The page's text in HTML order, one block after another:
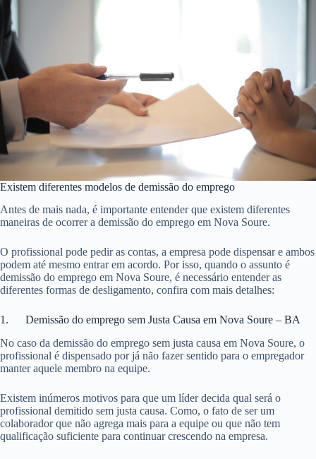
Existem diferentes modelos de demissão do emprego
Antes de mais nada, é importante entender que existem diferentes
maneiras de ocorrer a demissão do emprego em Nova Soure.
O profissional pode pedir as contas, a empresa pode dispensar e ambos
podem até mesmo entrar em acordo. Por isso, quando o assunto é
demissão do emprego em Nova Soure, é necessário entender as
diferentes formas de desligamento, confira com mais detalhes:
1. Demissão do emprego sem Justa Causa em Nova Soure – BA
No caso da demissão do emprego sem justa causa em Nova Soure, o
profissional é dispensado por já não fazer sentido para o empregador
manter aquele membro na equipe.
Existem inúmeros motivos para que um líder decida qual será o
profissional demitido sem justa causa. Como, o fato de ser um
colaborador que não agrega mais para a equipe ou que não tem
qualificação suficiente para continuar crescendo na empresa.